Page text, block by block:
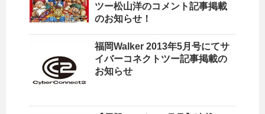
ツー松山洋のコメント記事掲載
のお知らせ！
福岡Walker 2013年5月号にてサ
イバーコネクトツー記事掲載の
お知らせ